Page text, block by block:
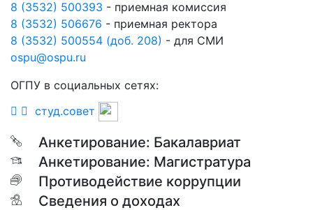
8 (3532) 500393 - приемная комиссия
8 (3532) 506676 - приемная ректора
8 (3532) 500554 (доб. 208) - для СМИ
ospu@ospu.ru
ОГПУ в социальных сетях:
студ.совет
Анкетирование: Бакалавриат
Анкетирование: Магистратура
Противодействие коррупции
Сведения о доходах